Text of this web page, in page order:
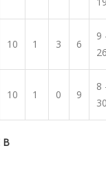
10 1 3 6
9
10 1 0 9
8
B